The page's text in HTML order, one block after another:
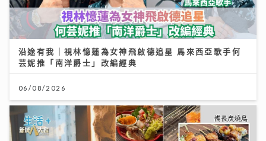
沿途有我｜視林憶蓮為女神飛啟德追星 馬來西亞歌手何
芸妮推「南洋爵士」改編經典
06/08/2026